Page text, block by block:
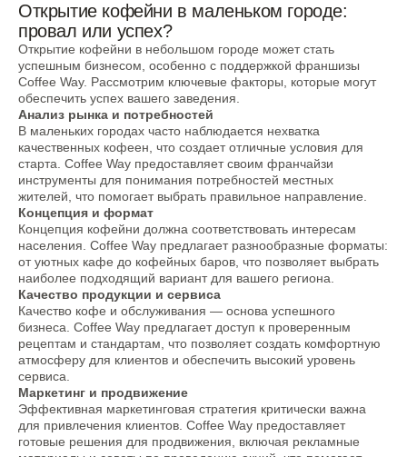
Открытие кофейни в маленьком городе:
провал или успех?
Открытие кофейни в небольшом городе может стать
успешным бизнесом, особенно с поддержкой франшизы
Coffee Way. Рассмотрим ключевые факторы, которые могут
обеспечить успех вашего заведения.
Анализ рынка и потребностей
В маленьких городах часто наблюдается нехватка
качественных кофеен, что создает отличные условия для
старта. Coffee Way предоставляет своим франчайзи
инструменты для понимания потребностей местных
жителей, что помогает выбрать правильное направление.
Концепция и формат
Концепция кофейни должна соответствовать интересам
населения. Coffee Way предлагает разнообразные форматы:
от уютных кафе до кофейных баров, что позволяет выбрать
наиболее подходящий вариант для вашего региона.
Качество продукции и сервиса
Качество кофе и обслуживания — основа успешного
бизнеса. Coffee Way предлагает доступ к проверенным
рецептам и стандартам, что позволяет создать комфортную
атмосферу для клиентов и обеспечить высокий уровень
сервиса.
Маркетинг и продвижение
Эффективная маркетинговая стратегия критически важна
для привлечения клиентов. Coffee Way предоставляет
готовые решения для продвижения, включая рекламные
Все новости